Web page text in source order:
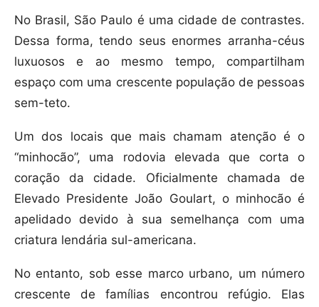
No Brasil, São Paulo é uma cidade de contrastes.
Dessa forma, tendo seus enormes arranha-céus
luxuosos e ao mesmo tempo, compartilham
espaço com uma crescente população de pessoas
sem-teto.
Um dos locais que mais chamam atenção é o
“minhocão”, uma rodovia elevada que corta o
coração da cidade. Oficialmente chamada de
Elevado Presidente João Goulart, o minhocão é
apelidado devido à sua semelhança com uma
criatura lendária sul-americana.
No entanto, sob esse marco urbano, um número
crescente de famílias encontrou refúgio. Elas